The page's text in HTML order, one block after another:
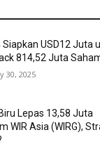
Siapkan USD12 Juta
814,52 Juta
30, 2025
Lepas 13,58 Juta
WIR Asia (WIRG),